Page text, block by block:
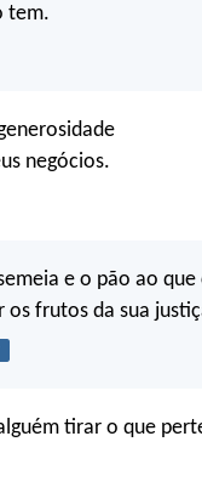
tem.
negócios.
e o pão ao
os frutos da sua
tirar o que